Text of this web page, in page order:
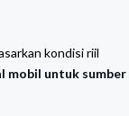
kondisi riil
mobil untuk sumber